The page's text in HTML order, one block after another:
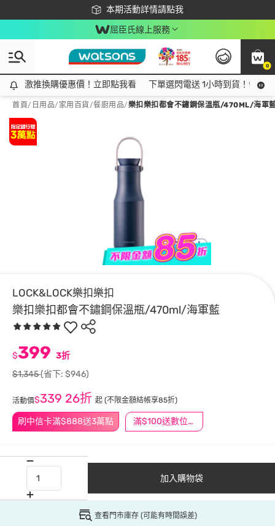
本期活動詳情請點我
下載app最高回饋$350
屈臣氏線上服務
0
激推換購優惠價！立即點我看
激推換購優惠價！立即點我看 下單選閃電送 1小時到貨！領神
首頁/ 日用品/ 家用百貨/餐廚用品/樂扣樂扣都會不鏽鋼保溫瓶/470ML/海軍
LOCK&LOCK樂扣樂扣
樂扣樂扣都會不鏽鋼保溫瓶/470ml/海軍藍
刷中信卡滿$888送3萬點 滿$100送數位印花
$399 3折
$1,345(省下: $946)
活動價$339 26折 起 (不限金額結帳享85折)
加入購物袋
查看門市庫存 (可能有時間誤差)